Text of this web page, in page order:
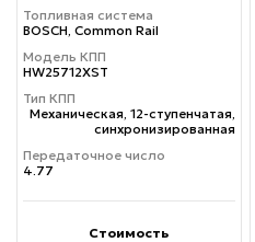
Топливная система
BOSCH, Common Rail
Модель КПП
HW25712XST
Тип КПП
Механическая, 12-ступенчатая,
синхронизированная
Передаточное число
4.77
Стоимость